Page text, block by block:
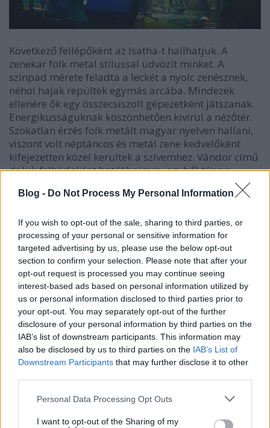
Blog - Do Not Process My Personal Information
If you wish to opt-out of the sale, sharing to third parties, or
processing of your personal or sensitive information for
targeted advertising by us, please use the below opt-out
section to confirm your selection. Please note that after your
opt-out request is processed you may continue seeing
interest-based ads based on personal information utilized by
us or personal information disclosed to third parties prior to
your opt-out. You may separately opt-out of the further
disclosure of your personal information by third parties on the
IAB’s list of downstream participants. This information may
also be disclosed by us to third parties on the IAB’s List of
Downstream Participants that may further disclose it to other
Please note that this website/app uses one or more Google
not limited to your visit or usage behaviour. You may click to
Personal Data Processing Opt Outs
I want to opt-out of the Sharing of my
Következő fellépőként az Isatha-t hallhatjuk. A
zenekar folk metal stílussal üdvözít minket. A
színpad mérete feladta a leckét a nyolc zenésznek,
néhol hajak repültek egymás arcába. Mindezek
ellenére ők egy összecsiszolt gépezetként játszanak.
Energikusságuknak köszönhetően kivirul a nézőtér.
Szokatlan érzés folk metált magyar nyelven hallani,
viszont volt néptáncos és metál zene kedvelőként
kifejezetten közel kerültek a szívemhez. Vándor című
daluk felhívásként hat lábaimra, egyből táncra
perdülnék, ha nem lennék egy cseppet szégyenlős.
Konkrétan tavaszi virágzást elevenítettek meg a
reform módon hallhattuk tőlük és énekelhettük
velük. Előadásuk láthatóan felpezsdít minden
jelenlévőt.